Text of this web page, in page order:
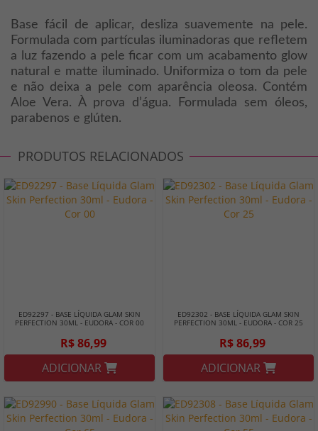
Base fácil de aplicar, desliza suavemente na pele.
Formulada com partículas iluminadoras que refletem
a luz fazendo a pele ficar com um acabamento glow
natural e matte iluminado. Uniformiza o tom da pele
e não deixa a pele com aparência oleosa. Contém
Aloe Vera. À prova d’água. Formulada sem óleos,
parabenos e glúten.
PRODUTOS RELACIONADOS
ED92297 - BASE LÍQUIDA GLAM SKIN
PERFECTION 30ML - EUDORA - COR 00
R$ 86,99
ADICIONAR
ED92302 - BASE LÍQUIDA GLAM SKIN
PERFECTION 30ML - EUDORA - COR 25
R$ 86,99
ADICIONAR